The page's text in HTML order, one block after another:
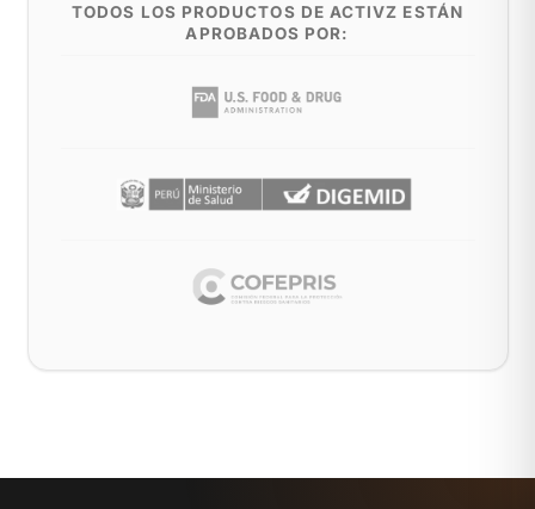
TODOS LOS PRODUCTOS DE ACTIVZ ESTÁN
APROBADOS POR: